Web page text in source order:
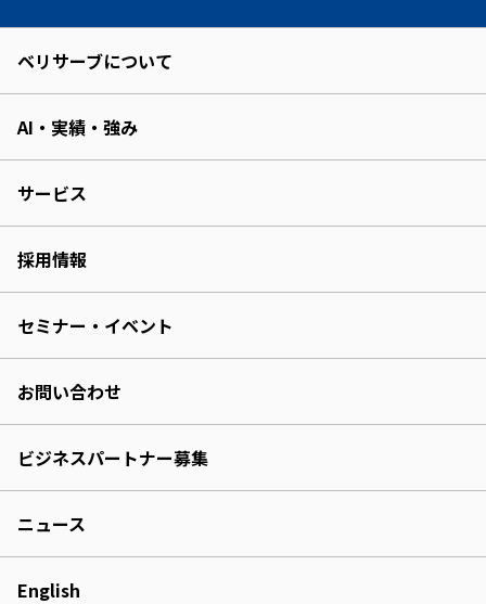
ベリサーブについて
AI・実績・強み
サービス
採用情報
セミナー・イベント
お問い合わせ
ビジネスパートナー募集
ニュース
English